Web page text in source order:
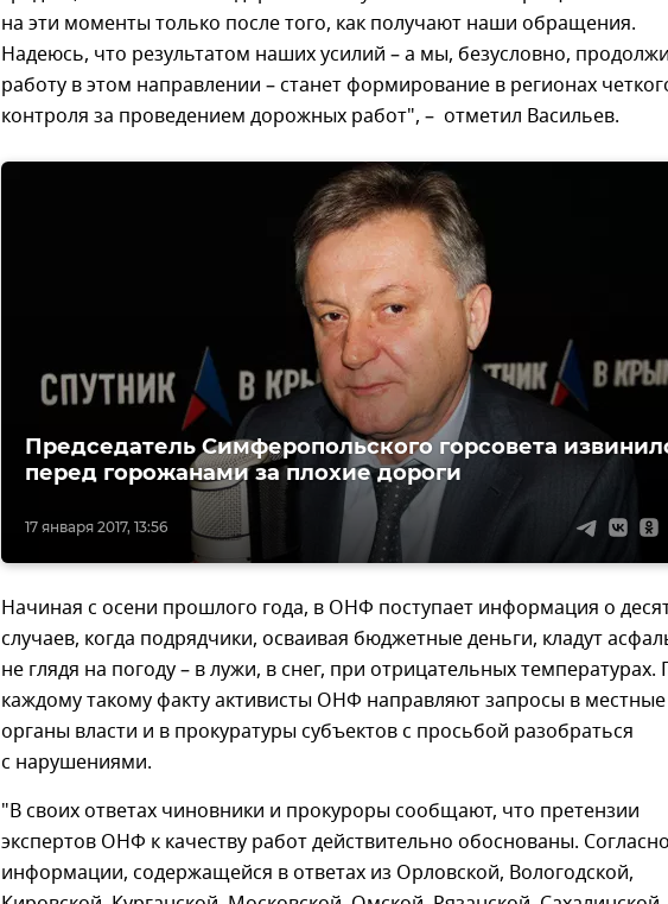
на эти моменты только после того, как получают наши обращения.
Надеюсь, что результатом наших усилий – а мы, безусловно,
работу в этом направлении – станет формирование в регионах
контроля за проведением дорожных работ", – отметил Васильев.
17 января 2017, 13:56
Председатель Симферопольского горсовета
перед горожанами за плохие дороги
Начиная с осени прошлого года, в ОНФ поступает информация о
случаев, когда подрядчики, осваивая бюджетные деньги, кладут
не глядя на погоду – в лужи, в снег, при отрицательных температурах.
каждому такому факту активисты ОНФ направляют запросы в местные
органы власти и в прокуратуры субъектов с просьбой разобраться
с нарушениями.
"В своих ответах чиновники и прокуроры сообщают, что претензии
экспертов ОНФ к качеству работ действительно обоснованы.
информации, содержащейся в ответах из Орловской, Вологодской,